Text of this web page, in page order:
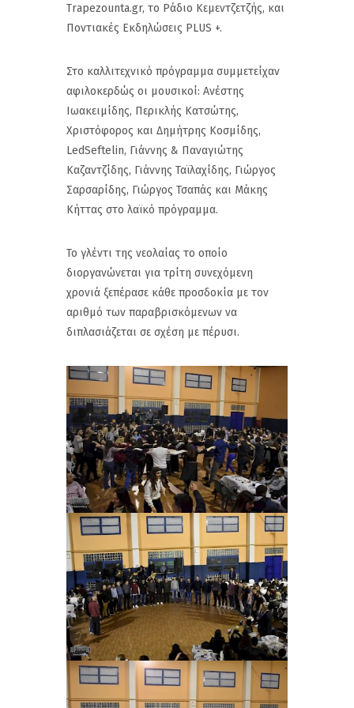
Trapezounta.gr, το Ράδιο Κεμεντζετζής, και
Ποντιακές Εκδηλώσεις PLUS +.
Στο καλλιτεχνικό πρόγραμμα συμμετείχαν
αφιλοκερδώς οι μουσικοί: Ανέστης
Ιωακειμίδης, Περικλής Κατσώτης,
Χριστόφορος και Δημήτρης Κοσμίδης,
LedSeftelin, Γιάννης & Παναγιώτης
Καζαντζίδης, Γιάννης Ταϊλαχίδης, Γιώργος
Σαρσαρίδης, Γιώργος Τσαπάς και Μάκης
Κήττας στο λαϊκό πρόγραμμα.
Το γλέντι της νεολαίας το οποίο
διοργανώνεται για τρίτη συνεχόμενη
χρονιά ξεπέρασε κάθε προσδοκία με τον
αριθμό των παραβρισκόμενων να
διπλασιάζεται σε σχέση με πέρυσι.